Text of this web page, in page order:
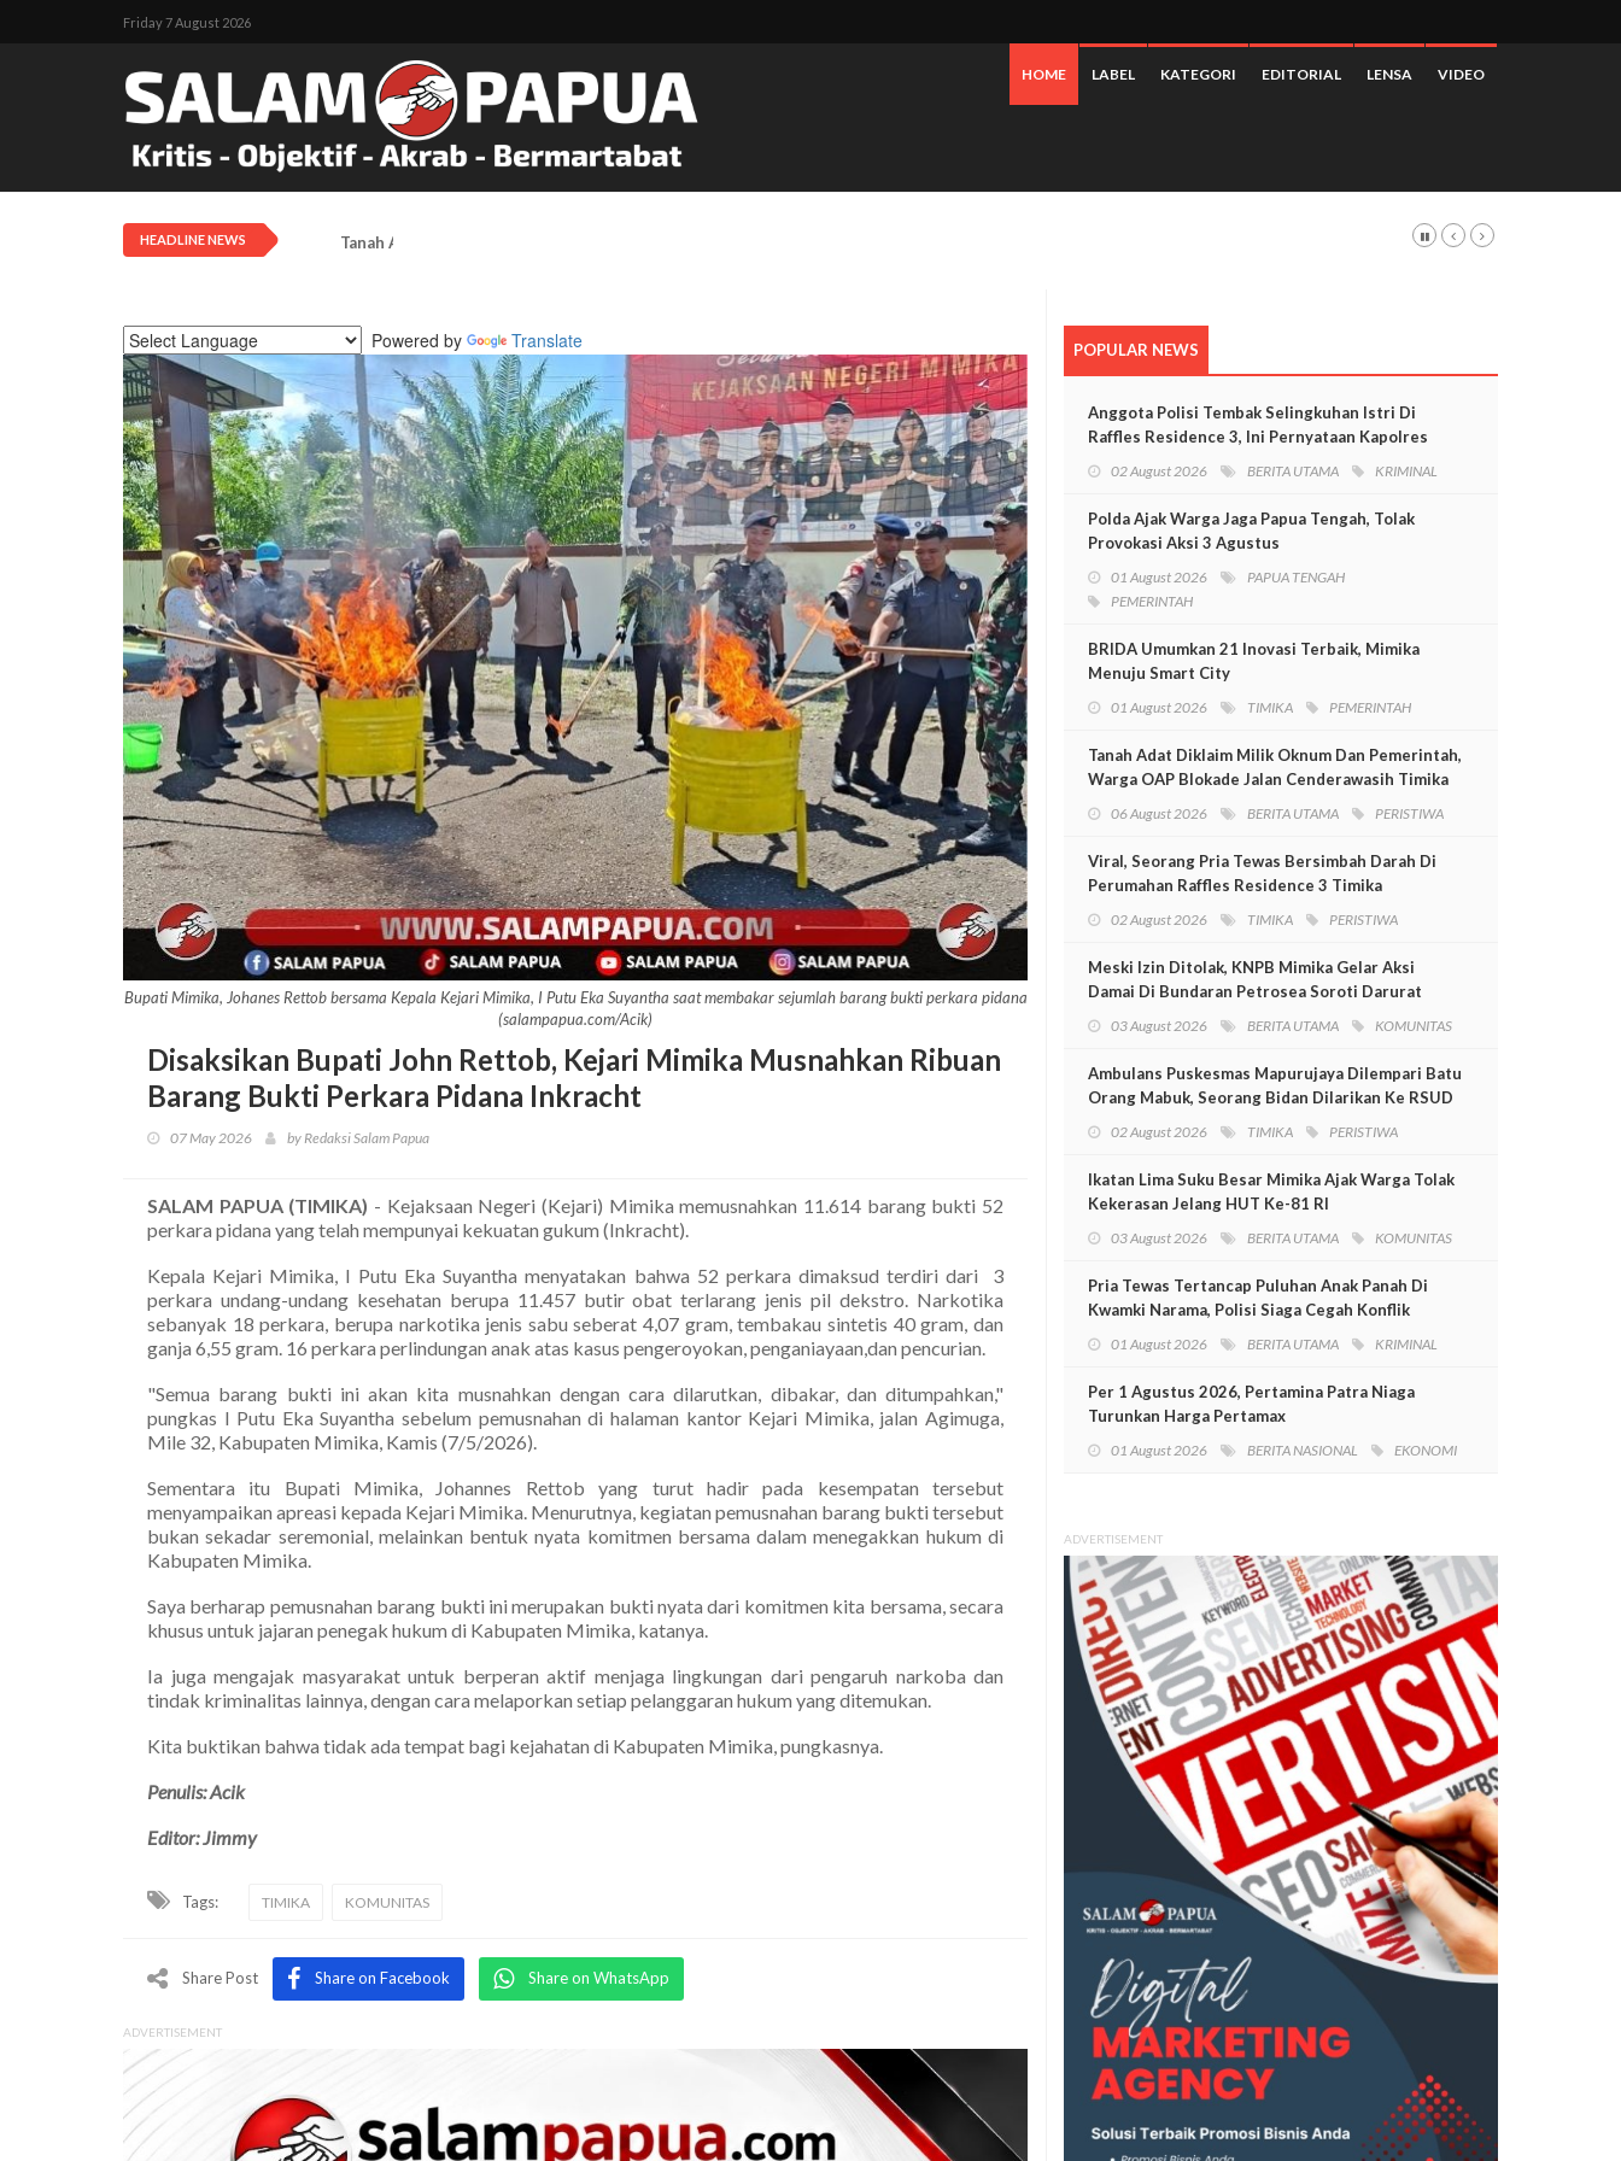
Friday 7 August 2026
HOME LABEL KATEGORI EDITORIAL LENSA VIDEO
HEADLINE NEWS Tanah Adat Diklaim Milik Oknum Dan Pemerintah, Warga OAP Blokade Jalan Cenderawasih Timika
Powered by Translate
Bupati Mimika, Johanes Rettob bersama Kepala Kejari Mimika, I Putu Eka Suyantha saat membakar sejumlah barang bukti perkara pidana
(salampapua.com/Acik)
Disaksikan Bupati John Rettob, Kejari Mimika Musnahkan Ribuan
Barang Bukti Perkara Pidana Inkracht
07 May 2026 by Redaksi Salam Papua
SALAM PAPUA (TIMIKA) - Kejaksaan Negeri (Kejari) Mimika memusnahkan 11.614 barang bukti 52
perkara pidana yang telah mempunyai kekuatan gukum (Inkracht).
Kepala Kejari Mimika, I Putu Eka Suyantha menyatakan bahwa 52 perkara dimaksud terdiri dari 3
perkara undang-undang kesehatan berupa 11.457 butir obat terlarang jenis pil dekstro. Narkotika
sebanyak 18 perkara, berupa narkotika jenis sabu seberat 4,07 gram, tembakau sintetis 40 gram, dan
ganja 6,55 gram. 16 perkara perlindungan anak atas kasus pengeroyokan, penganiayaan,dan pencurian.
"Semua barang bukti ini akan kita musnahkan dengan cara dilarutkan, dibakar, dan ditumpahkan,"
pungkas I Putu Eka Suyantha sebelum pemusnahan di halaman kantor Kejari Mimika, jalan Agimuga,
Mile 32, Kabupaten Mimika, Kamis (7/5/2026).
Sementara itu Bupati Mimika, Johannes Rettob yang turut hadir pada kesempatan tersebut
menyampaikan apreasi kepada Kejari Mimika. Menurutnya, kegiatan pemusnahan barang bukti tersebut
bukan sekadar seremonial, melainkan bentuk nyata komitmen bersama dalam menegakkan hukum di
Kabupaten Mimika.
Saya berharap pemusnahan barang bukti ini merupakan bukti nyata dari komitmen kita bersama, secara
khusus untuk jajaran penegak hukum di Kabupaten Mimika, katanya.
Ia juga mengajak masyarakat untuk berperan aktif menjaga lingkungan dari pengaruh narkoba dan
tindak kriminalitas lainnya, dengan cara melaporkan setiap pelanggaran hukum yang ditemukan.
Kita buktikan bahwa tidak ada tempat bagi kejahatan di Kabupaten Mimika, pungkasnya.
Penulis: Acik
Editor: Jimmy
Tags: TIMIKA KOMUNITAS
Share Post Share on Facebook Share on WhatsApp
ADVERTISEMENT
POPULAR NEWS
Anggota Polisi Tembak Selingkuhan Istri Di
Raffles Residence 3, Ini Pernyataan Kapolres
02 August 2026 BERITA UTAMA KRIMINAL
Polda Ajak Warga Jaga Papua Tengah, Tolak
Provokasi Aksi 3 Agustus
01 August 2026
PAPUA TENGAH
PEMERINTAH
BRIDA Umumkan 21 Inovasi Terbaik, Mimika
Menuju Smart City
01 August 2026 TIMIKA PEMERINTAH
Tanah Adat Diklaim Milik Oknum Dan Pemerintah,
Warga OAP Blokade Jalan Cenderawasih Timika
06 August 2026 BERITA UTAMA PERISTIWA
Viral, Seorang Pria Tewas Bersimbah Darah Di
Perumahan Raffles Residence 3 Timika
02 August 2026 TIMIKA PERISTIWA
Meski Izin Ditolak, KNPB Mimika Gelar Aksi
Damai Di Bundaran Petrosea Soroti Darurat
03 August 2026 BERITA UTAMA KOMUNITAS
Ambulans Puskesmas Mapurujaya Dilempari Batu
Orang Mabuk, Seorang Bidan Dilarikan Ke RSUD
02 August 2026 TIMIKA PERISTIWA
Ikatan Lima Suku Besar Mimika Ajak Warga Tolak
Kekerasan Jelang HUT Ke-81 RI
03 August 2026 BERITA UTAMA KOMUNITAS
Pria Tewas Tertancap Puluhan Anak Panah Di
Kwamki Narama, Polisi Siaga Cegah Konflik
01 August 2026 BERITA UTAMA KRIMINAL
Per 1 Agustus 2026, Pertamina Patra Niaga
Turunkan Harga Pertamax
01 August 2026 BERITA NASIONAL EKONOMI
ADVERTISEMENT